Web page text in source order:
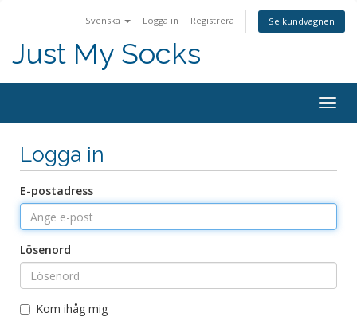
Svenska Logga in Registrera Se kundvagnen
Just My Socks
Logga in
E-postadress
Lösenord
Kom ihåg mig